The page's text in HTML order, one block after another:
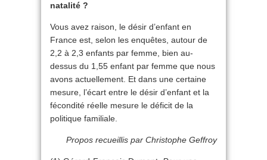
natalité ?
Vous avez raison, le désir d’enfant en
France est, selon les enquêtes, autour de
2,2 à 2,3 enfants par femme, bien au-
dessus du 1,55 enfant par femme que nous
avons actuellement. Et dans une certaine
mesure, l’écart entre le désir d’enfant et la
fécondité réelle mesure le déficit de la
politique familiale.
Propos recueillis par Christophe Geffroy